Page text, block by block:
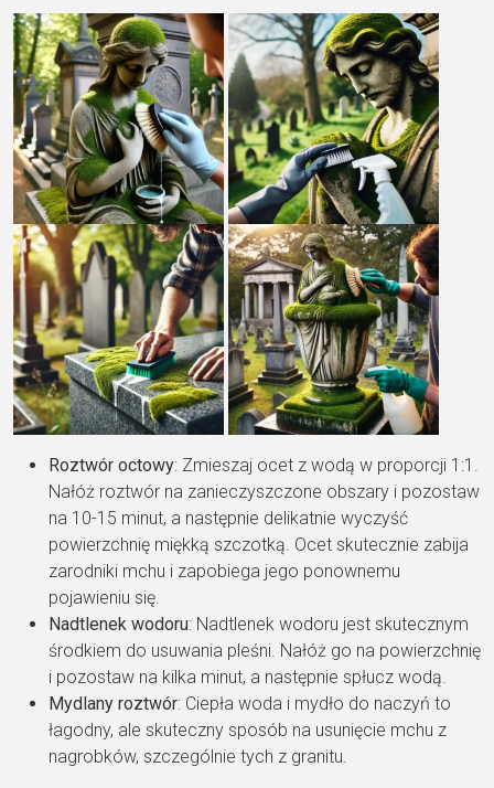
Roztwór octowy: Zmieszaj ocet z wodą w proporcji 1:1.
Nałóż roztwór na zanieczyszczone obszary i pozostaw
na 10-15 minut, a następnie delikatnie wyczyść
powierzchnię miękką szczotką. Ocet skutecznie zabija
zarodniki mchu i zapobiega jego ponownemu
pojawieniu się.
Nadtlenek wodoru: Nadtlenek wodoru jest skutecznym
środkiem do usuwania pleśni. Nałóż go na powierzchnię
i pozostaw na kilka minut, a następnie spłucz wodą.
Mydlany roztwór: Ciepła woda i mydło do naczyń to
łagodny, ale skuteczny sposób na usunięcie mchu z
nagrobków, szczególnie tych z granitu.